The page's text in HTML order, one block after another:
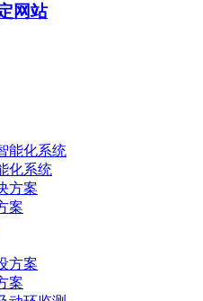
网站
化系统
案
案